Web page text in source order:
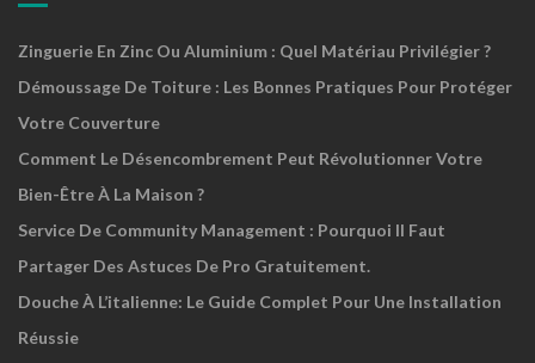
Zinguerie En Zinc Ou Aluminium : Quel Matériau Privilégier ?
Démoussage De Toiture : Les Bonnes Pratiques Pour Protéger
Votre Couverture
Comment Le Désencombrement Peut Révolutionner Votre
Bien-Être À La Maison ?
Service De Community Management : Pourquoi Il Faut
Partager Des Astuces De Pro Gratuitement.
Douche À L’italienne: Le Guide Complet Pour Une Installation
Réussie